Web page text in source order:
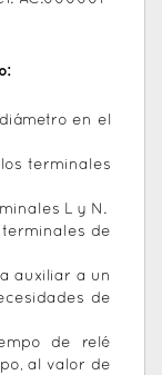
en el
terminales
L y N.
terminales de
auxiliar a un
de
de relé
al valor de